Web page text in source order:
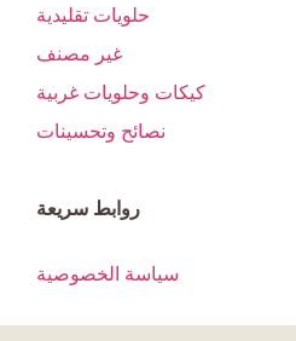
حلويات تقليدية
غير مصنف
كيكات وحلويات غربية
نصائح وتحسينات
روابط سريعة
سياسة الخصوصية